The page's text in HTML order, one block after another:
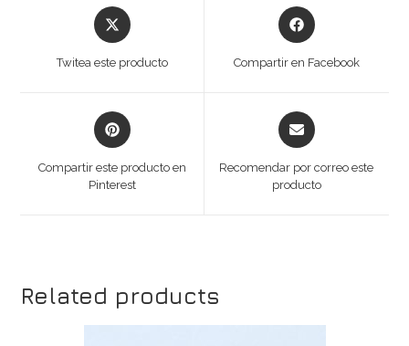
Opens
in
Twitea este producto
Opens
in
Compartir en Facebook
Opens
in
new
Compartir este producto en
Pinterest
Opens
in
new
Recomendar por correo este
producto
Related products